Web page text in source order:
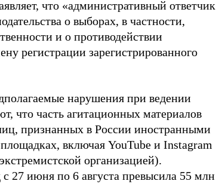
что «административный ответчик
о выборах, в частности,
и о противодействии
регистрации зарегистрированного
нарушения при ведении
что часть агитационных материалов
признанных в России иностранными
включая YouTube и Instagram
организацией).
27 июня по 6 августа превысила 55 млн